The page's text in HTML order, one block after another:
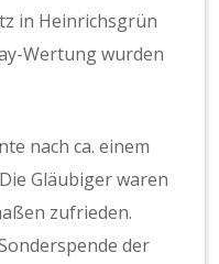
in Heinrichsgrün
Wertung wurden
nach ca. einem
Gläubiger waren
zufrieden.
der